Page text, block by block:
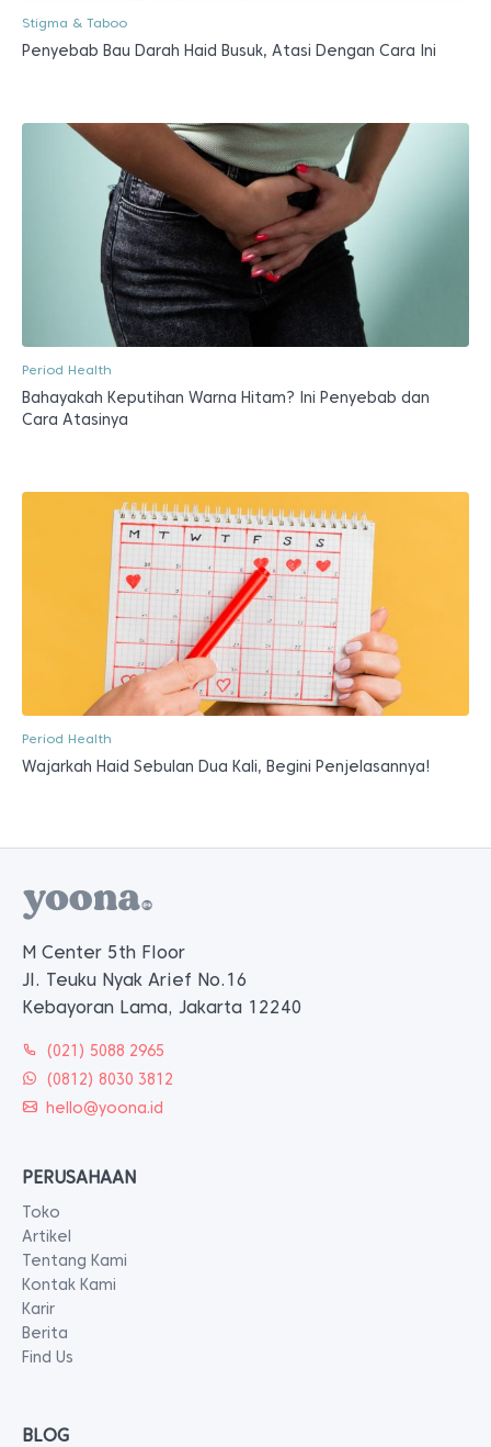
Stigma & Taboo
Penyebab Bau Darah Haid Busuk, Atasi Dengan Cara Ini
Period Health
Bahayakah Keputihan Warna Hitam? Ini Penyebab dan
Cara Atasinya
Period Health
Wajarkah Haid Sebulan Dua Kali, Begini Penjelasannya!
M Center 5th Floor
Jl. Teuku Nyak Arief No.16
Kebayoran Lama, Jakarta 12240
(021) 5088 2965
(0812) 8030 3812
hello@yoona.id
PERUSAHAAN
Toko
Artikel
Tentang Kami
Kontak Kami
Karir
Berita
Find Us
BLOG